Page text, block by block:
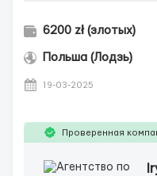
6200 zł (злотых)
Польша (Лодзь)
19-03-2025
Проверенная